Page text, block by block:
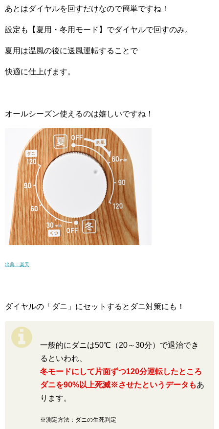
あとはダイヤルを回すだけなので簡単ですね！
設定も【夏用・冬用モード】でダイヤルで回すのみ。
夏用は温風の後に送風運転することで
快適に仕上げます。
オールシーズン使えるのは嬉しいですね！
出典：楽天
ダイヤルの「ダニ」にセットするとダニ対策にも！
一般的にダニは50℃（20～30分）で退治でき
るといわれ、
冬モードにして片面ずつ120分運転したところ
ダニを90%以上死滅※させたというデータもあ
ります。
※測定方法：ダニの生死判定